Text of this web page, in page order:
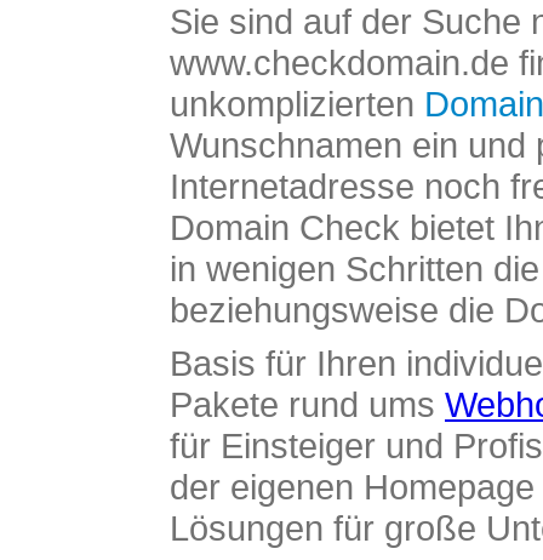
Sie sind auf der Suche
www.checkdomain.de
unkomplizierten
Wunschnamen ein und
Internetadresse noch
Domain Check bietet
in wenigen Schritten
beziehungsweise die
Basis für Ihren
Pakete rund ums
für Einsteiger und
der eigenen
Lösungen für große